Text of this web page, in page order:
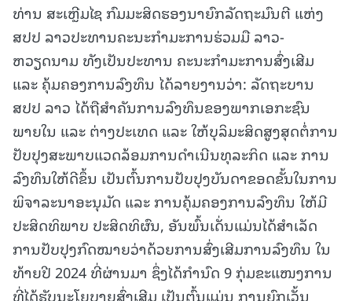
ທ່ານ ສະເຫຼີມໄຊ ກົມມະສິດຮອງນາຍົກລັດຖະມົນຕີ ແຫ່ງ
ສປປ ລາວປະທານຄະນະກໍາມະການຮ່ວມມື ລາວ-
ຫວຽດນາມ ທັງເປັນປະທານ ຄະນະກຳມະການສົ່ງເສີມ
ແລະ ຄຸ້ມຄອງການລົງທຶນ ໄດ້ລາຍງານວ່າ: ລັດຖະບານ
ສປປ ລາວ ໄດ້ຖືສໍາຄັນການລົງທຶນຂອງພາກເອກະຊົນ
ພາຍໃນ ແລະ ຕ່າງປະເທດ ແລະ ໃຫ້ບຸລິມະສິດສູງສຸດຕໍ່ການ
ປັບປຸງສະພາບແວດລ້ອມການດໍາເນີນທຸລະກິດ ແລະ ການ
ລົງທຶນໃຫ້ດີຂຶ້ນ ເປັນຕົ້ນການປັບປຸງບັນດາຂອດຂັ້ນໃນການ
ພິຈາລະນາອະນຸມັດ ແລະ ການຄຸ້ມຄອງການລົງທຶນ ໃຫ້ມີ
ປະສິດທິພາບ ປະສິດທິຜົນ, ອັນພົ້ນເດັ່ນແມ່ນໄດ້ສຳເລັດ
ການປັບປຸງກົດໝາຍວ່າດ້ວຍການສົ່ງເສີມການລົງທຶນ ໃນ
ທ້າຍປີ 2024 ທີ່ຜ່ານມາ ຊຶ່ງໄດ້ກໍານົດ 9 ກຸ່ມຂະແໜງການ
ທີ່ໄດ້ຮັບນະໂຍບາຍສົ່ງເສີມ ເປັນຕົ້ນແມ່ນ ການຍົກເວັ້ນ